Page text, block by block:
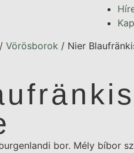
/ Vörösborok / Nier
bor. Mély bíbor